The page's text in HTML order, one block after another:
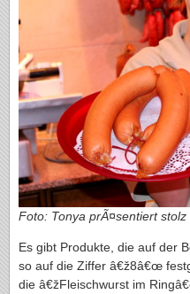
Foto: Tonya prÃ¤sentiert
Es gibt Produkte, die auf der
so auf die Ziffer â€ž8â€œ
die â€žFleischwurst im